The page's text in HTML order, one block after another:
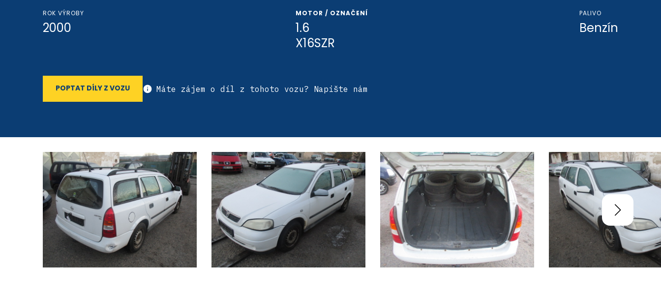
ROK VÝROBY
2000
MOTOR / OZNAČENÍ
1.6
X16SZR
PALIVO
Benzín
POPTAT DÍLY Z VOZU Máte zájem o díl z tohoto vozu? Napište nám